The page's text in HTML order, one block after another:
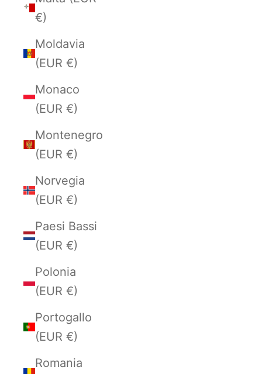
€)
Moldavia
(EUR €)
Monaco
(EUR €)
Montenegro
(EUR €)
Norvegia
(EUR €)
Paesi Bassi
(EUR €)
Polonia
(EUR €)
Portogallo
(EUR €)
Romania